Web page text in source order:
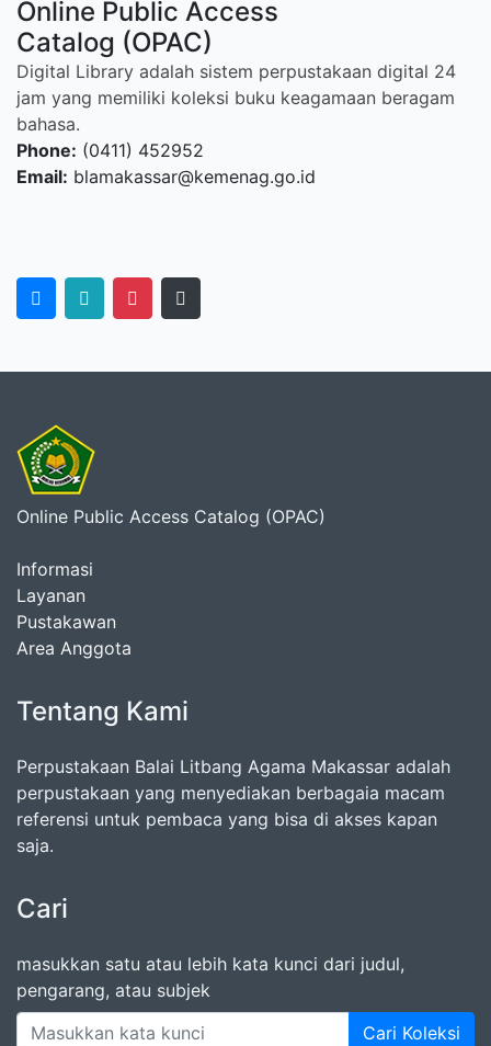
Online Public Access
Catalog (OPAC)
Digital Library adalah sistem perpustakaan digital 24
jam yang memiliki koleksi buku keagamaan beragam
bahasa.
Phone: (0411) 452952
Email: blamakassar@kemenag.go.id
Online Public Access Catalog (OPAC)
Informasi
Layanan
Pustakawan
Area Anggota
Tentang Kami
Perpustakaan Balai Litbang Agama Makassar adalah
perpustakaan yang menyediakan berbagaia macam
referensi untuk pembaca yang bisa di akses kapan
saja.
Cari
masukkan satu atau lebih kata kunci dari judul,
pengarang, atau subjek
Cari Koleksi